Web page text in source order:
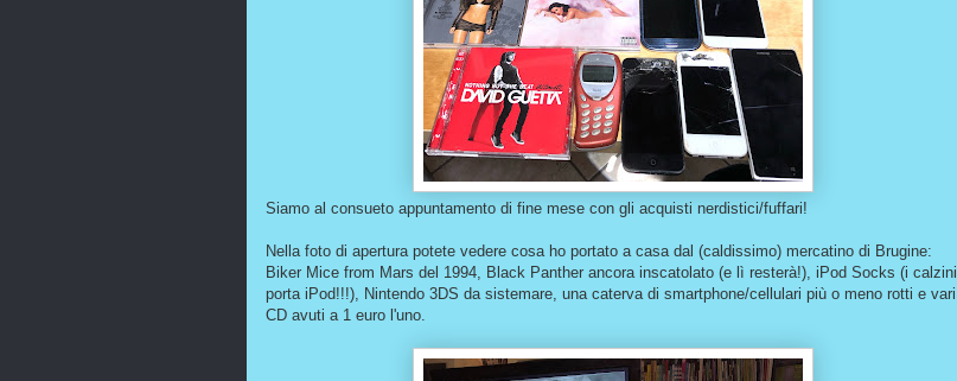
Siamo al consueto appuntamento di fine mese con gli acquisti nerdistici/fuffari!
Nella foto di apertura potete vedere cosa ho portato a casa dal (caldissimo) mercatino di Brugine:
Biker Mice from Mars del 1994, Black Panther ancora inscatolato (e lì resterà!), iPod Socks (i calzini
porta iPod!!!), Nintendo 3DS da sistemare, una caterva di smartphone/cellulari più o meno rotti e vari
CD avuti a 1 euro l'uno.